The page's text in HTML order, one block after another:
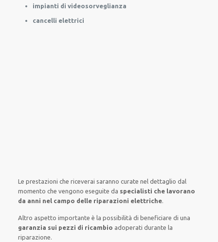
impianti di videosorveglianza
cancelli elettrici
Le prestazioni che riceverai sarannocurate nel dettaglio dal
momento che vengono eseguite da specialisti che lavorano
da anni nel campo delle riparazioni elettriche.
Altro aspetto importante è la possibilità di beneficiare di una
garanzia sui pezzi di ricambio adoperati durante la
riparazione.